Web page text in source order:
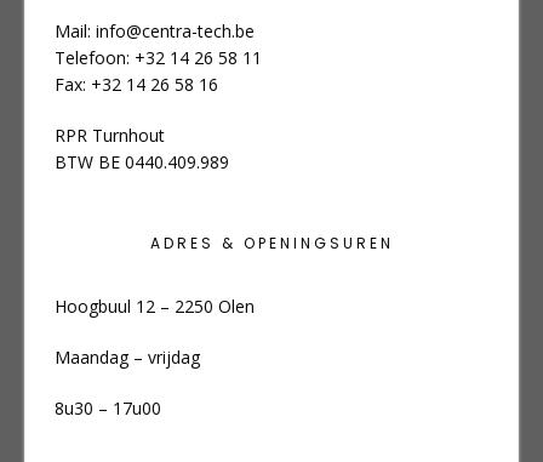
Mail: info@centra-tech.be
Telefoon: +32 14 26 58 11
Fax: +32 14 26 58 16
RPR Turnhout
BTW BE 0440.409.989
ADRES & OPENINGSUREN
Hoogbuul 12 – 2250 Olen
Maandag – vrijdag
8u30 – 17u00